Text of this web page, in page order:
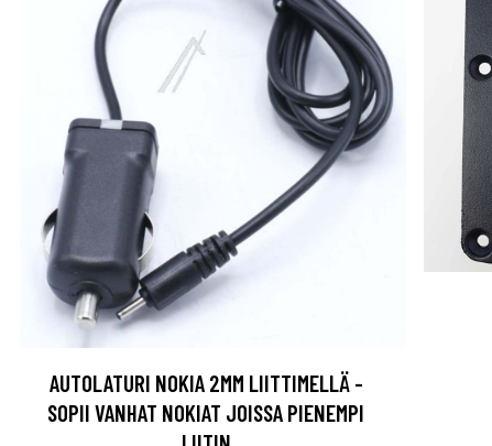
AUTOLATURI NOKIA 2MM LIITTIMELLÄ -
SOPII VANHAT NOKIAT JOISSA PIENEMPI